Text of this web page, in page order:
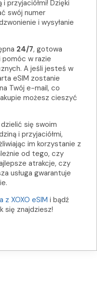
przyjaciółmi! Dzięki
swój numer
i wysyłanie
24/7, gotowa
w razie
A jeśli jesteś w
eSIM zostanie
na Twój e-mail, co
możesz cieszyć
się swoim
i przyjaciółmi,
im korzystanie z
od tego, czy
atrakcje, czy
usługa gwarantuje
z XOXO eSIM i bądź
się znajdziesz!